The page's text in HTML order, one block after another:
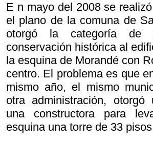
E n mayo del 2008 se
el plano de la comuna de
otorgó la categoría de
conservación histórica al
la esquina de Morandé con
centro. El problema es que
mismo año, el mismo
otra administración,
una constructora para
esquina una torre de 33